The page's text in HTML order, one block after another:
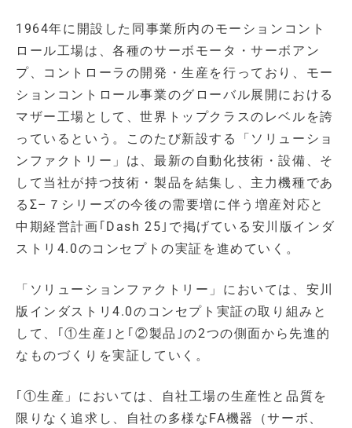
1964年に開設した同事業所内のモーションコント
ロール工場は、各種のサーボモータ・サーボアン
プ、コントローラの開発・生産を行っており、モー
ションコントロール事業のグローバル展開における
マザー工場として、世界トップクラスのレベルを誇
っているという。このたび新設する「ソリューショ
ンファクトリー」は、最新の自動化技術・設備、そ
して当社が持つ技術・製品を結集し、主力機種であ
るΣ–７シリーズの今後の需要増に伴う増産対応と
中期経営計画｢Dash 25｣で掲げている安川版インダ
ストリ4.0のコンセプトの実証を進めていく。
「ソリューションファクトリー」においては、安川
版インダストリ4.0のコンセプト実証の取り組みと
して、｢①生産｣と｢②製品｣の2つの側面から先進的
なものづくりを実証していく。
｢①生産」においては、自社工場の生産性と品質を
限りなく追求し、自社の多様なFA機器（サーボ、